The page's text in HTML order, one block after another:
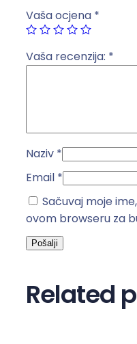
3
5
A
i
n
Vaša ocjena *
Vaša recenzija: *
Naziv *
Email *
Sačuvaj moje
ovom browseru za
Related